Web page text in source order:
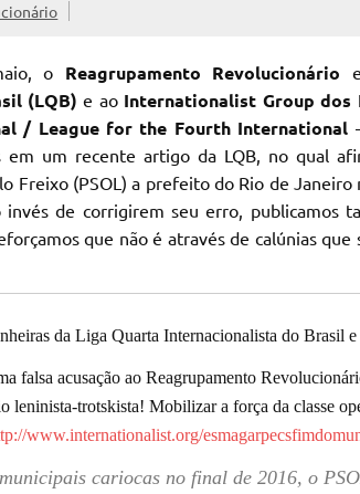
o Reagrupamento Revolucionário
(LQB) e ao Internationalist Group dos
/ League for the Fourth International
em um recente artigo da LQB, no qual
Freixo (PSOL) a prefeito do Rio de Janeiro
de corrigirem seu erro, publicamos
que não é através de calúnias
da Liga Quarta Internacionalista do Brasil
falsa acusação ao Reagrupamento
leninista-trotskista! Mobilizar a força da classe
www.internationalist.org/
cariocas no final de 2016, o